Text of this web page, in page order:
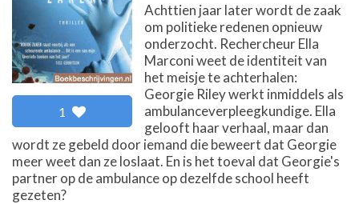
1
Achttien jaar later wordt de zaak
om politieke redenen opnieuw
onderzocht. Rechercheur Ella
Marconi weet de identiteit van
het meisje te achterhalen:
Georgie Riley werkt inmiddels als
ambulanceverpleegkundige. Ella
gelooft haar verhaal, maar dan
wordt ze gebeld door iemand die beweert dat Georgie
meer weet dan ze loslaat. En is het toeval dat Georgie's
partner op de ambulance op dezelfde school heeft
gezeten?